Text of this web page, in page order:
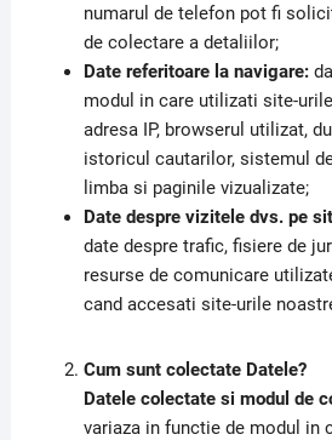
numarul de telefon pot fi
de colectare a detaliilor;
Date referitoare la navigare:
modul in care utilizati site-
adresa IP, browserul utilizat,
istoricul cautarilor, sistemul
limba si paginile vizualizate;
Date despre vizitele dvs. pe
date despre trafic, fisiere de
resurse de comunicare
cand accesati site-urile
Cum sunt colectate Datele?
Datele colectate si modul de
variaza in functie de modul in